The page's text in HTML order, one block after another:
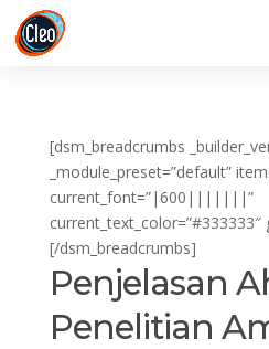
[dsm_breadcrumbs
_module_preset=”default”
current_font=”|600|||||||”
current_text_color=”#333333″
[/dsm_breadcrumbs]
Penjelasan
Penelitian